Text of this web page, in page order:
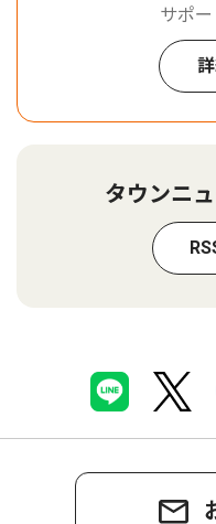
サポー
タウンニ